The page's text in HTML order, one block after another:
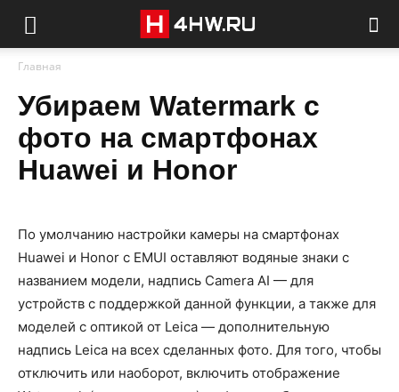
Главная
Убираем Watermark с
фото на смартфонах
Huawei и Honor
По умолчанию настройки камеры на смартфонах
Huawei и Honor с EMUI оставляют водяные знаки с
названием модели, надпись Camera AI — для
устройств с поддержкой данной функции, а также для
моделей с оптикой от Leica — дополнительную
надпись Leica на всех сделанных фото. Для того, чтобы
отключить или наоборот, включить отображение